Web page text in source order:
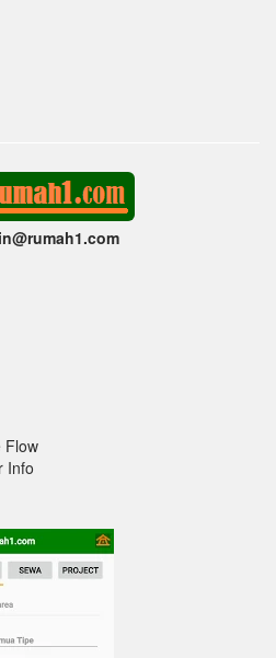
.com
Flow
Info